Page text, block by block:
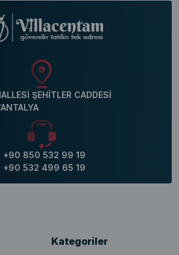
ŞEHİTLER CADDESİ
+90 850 532 99 19
+90 532 499 65 19
Kategoriler